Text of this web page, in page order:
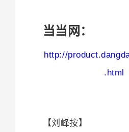
当当网：
http://
.html
【刘峰按】